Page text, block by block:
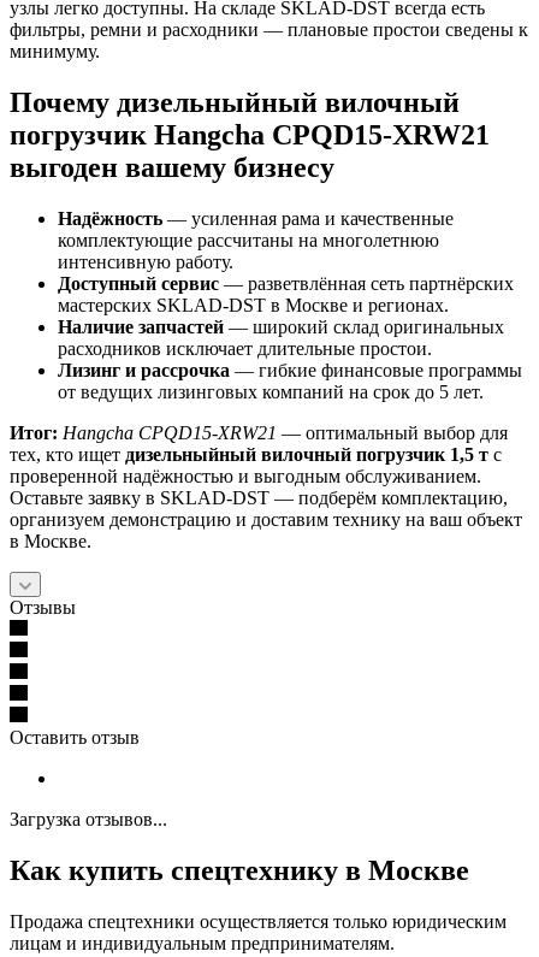
узлы легко доступны. На складе SKLAD‑DST всегда есть
фильтры, ремни и расходники — плановые простои сведены к
минимуму.
Почему дизельныйный вилочный
погрузчик Hangcha CPQD15-XRW21
выгоден вашему бизнесу
Надёжность — усиленная рама и качественные
комплектующие рассчитаны на многолетнюю
интенсивную работу.
Доступный сервис — разветвлённая сеть партнёрских
мастерских SKLAD‑DST в Москве и регионах.
Наличие запчастей — широкий склад оригинальных
расходников исключает длительные простои.
Лизинг и рассрочка — гибкие финансовые программы
от ведущих лизинговых компаний на срок до 5 лет.
Итог: Hangcha CPQD15-XRW21 — оптимальный выбор для
тех, кто ищет дизельныйный вилочный погрузчик 1,5 т с
проверенной надёжностью и выгодным обслуживанием.
Оставьте заявку в SKLAD‑DST — подберём комплектацию,
организуем демонстрацию и доставим технику на ваш объект
в Москве.
Отзывы
Оставить отзыв
Загрузка отзывов...
Как купить спецтехнику в Москве
Продажа спецтехники осуществляется только юридическим
лицам и индивидуальным предпринимателям.